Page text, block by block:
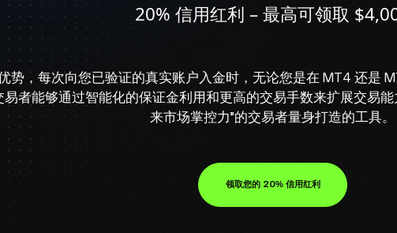
20% 信用红利 – 最高可领取
势，每次向您已验证的真实账户入金时，无论您是在 MT4 还是
易者能够通过智能化的保证金利用和更高的交易手数来扩展交易
来市场掌控力”的交易者量身打造的工具。
领取您的 20% 信用红利